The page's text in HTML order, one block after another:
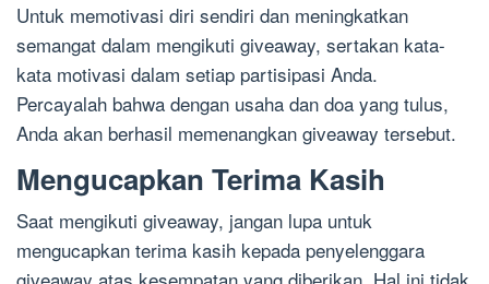
Untuk memotivasi diri sendiri dan meningkatkan
semangat dalam mengikuti giveaway, sertakan kata-
kata motivasi dalam setiap partisipasi Anda.
Percayalah bahwa dengan usaha dan doa yang tulus,
Anda akan berhasil memenangkan giveaway tersebut.
Mengucapkan Terima Kasih
Saat mengikuti giveaway, jangan lupa untuk
mengucapkan terima kasih kepada penyelenggara